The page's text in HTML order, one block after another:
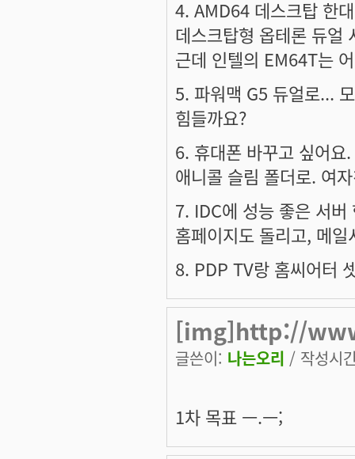
4. AMD64 데스크탑 한
데스크탑형 옵테론 듀얼
근데 인텔의 EM64T는
5. 파워맥 G5 듀얼로...
힘들까요?
6. 휴대폰 바꾸고 싶어요.
애니콜 슬림 폴더로. 여
7. IDC에 성능 좋은 서
홈페이지도 돌리고, 메
8. PDP TV랑 홈씨어터
[img]http://
글쓴이: 나는오리 / 작성시
1차 목표 ㅡ.ㅡ;